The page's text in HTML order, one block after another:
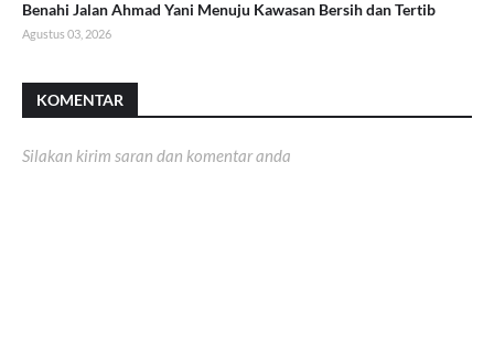
Benahi Jalan Ahmad Yani Menuju Kawasan Bersih dan Tertib
Agustus 03, 2026
KOMENTAR
Silakan kirim saran dan komentar anda